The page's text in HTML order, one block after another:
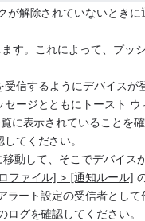
が解除されていないとき
す。これによって、プッ
信するようにデバイスが
ージとともにトースト
に表示されていることを
てください。
動して、そこでデバイス
ファイル] > [通知ルール]
ラート設定の受信者とし
グを確認してください。